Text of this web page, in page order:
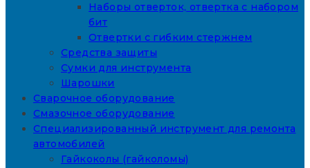
Наборы отверток, отвертка с набором
бит
Отвертки с гибким стержнем
Средства защиты
Сумки для инструмента
Шарошки
Сварочное оборудование
Смазочное оборудование
Специализированный инструмент для ремонта
автомобилей
Гайкоколы (гайколомы)